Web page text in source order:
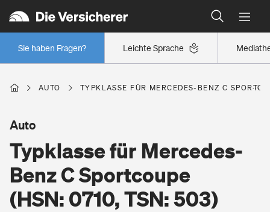
Leichte Sprache
Sie haben Fragen?
Wer versichert was: Jetzt Versicherer finden
Regionalklassen: So ist Ihre Region eingestuft
Wer versichert was: Jetzt Versicherer finden
Berufsunfähigkeitsversicherung
Erwerbsunfähigkeitsversicherung
Wohnen
Wohngebäudeversicherung
AUTO TYPKLASSE FÜR MERCEDES-BENZ C
Typklasse für Mercedes-
Benz C Sportcoupe
(HSN: 0710, TSN: 503)
Auto